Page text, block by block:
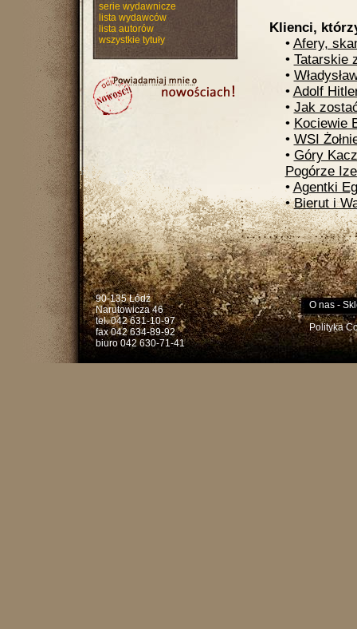
serie wydawnicze
lista wydawców
lista autorów
wszystkie tytuły
Klienci,
• Afery,
• Tatarskie
•
• Adolf
• Jak
• Kociewie
• WSI
• Góry
Pogórze
• Agentki
• Bierut i
90-135 Łódź
Narutowicza 46
tel. 042 631-10-97
fax 042 634-89-92
biuro 042 630-71-41
O nas-
Polityka